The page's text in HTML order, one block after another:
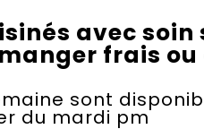
avec soin
frais ou
sont
du mardi pm